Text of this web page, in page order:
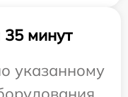
минут
указанному